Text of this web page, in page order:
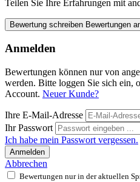
Teilen Sie Ihre Erfahrungen mit
Bewertung schreiben Bewertungen
Anmelden
Bewertungen können nur von
werden. Bitte loggen Sie sich ein,
Account. Neuer Kunde?
Ihre E-Mail-Adresse
Ihr Passwort
Ich habe mein Passwort vergessen.
Anmelden
Abbrechen
Bewertungen nur in der aktuellen